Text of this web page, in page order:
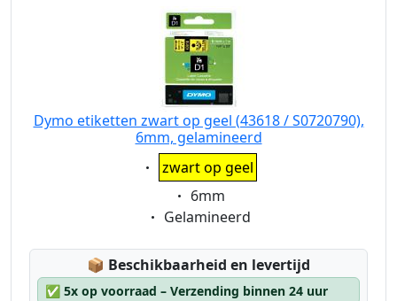
Dymo etiketten zwart op geel (43618 / S0720790),
6mm, gelamineerd
Eigenschaft:
zwart op geel
Eigenschaft:
6mm
Eigenschaft:
Gelamineerd
📦 Lagerstatus:
Beschikbaarheid en levertijd
✅ 5x op voorraad – Verzending binnen 24 uur